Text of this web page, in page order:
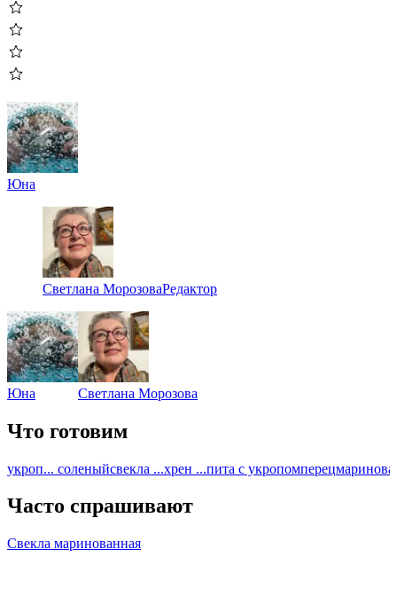
Юна
Светлана МорозоваРедактор
Юна Светлана Морозова
Что готовим
укроп... соленыйсвекла ...хрен ...пита с укропомперец
Часто спрашивают
Свекла маринованная